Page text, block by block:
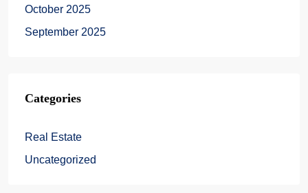
October 2025
September 2025
Categories
Real Estate
Uncategorized